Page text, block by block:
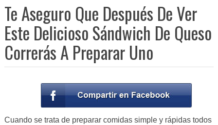
Te Aseguro Que Después De Ver
Este Delicioso Sándwich De Queso
Correrás A Preparar Uno
Cuando se trata de preparar comidas simple y rápidas todos